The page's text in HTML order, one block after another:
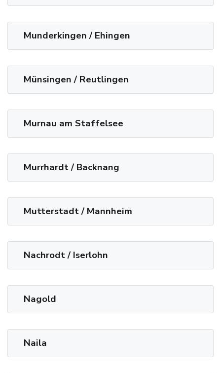
Munderkingen / Ehingen
Münsingen / Reutlingen
Murnau am Staffelsee
Murrhardt / Backnang
Mutterstadt / Mannheim
Nachrodt / Iserlohn
Nagold
Naila